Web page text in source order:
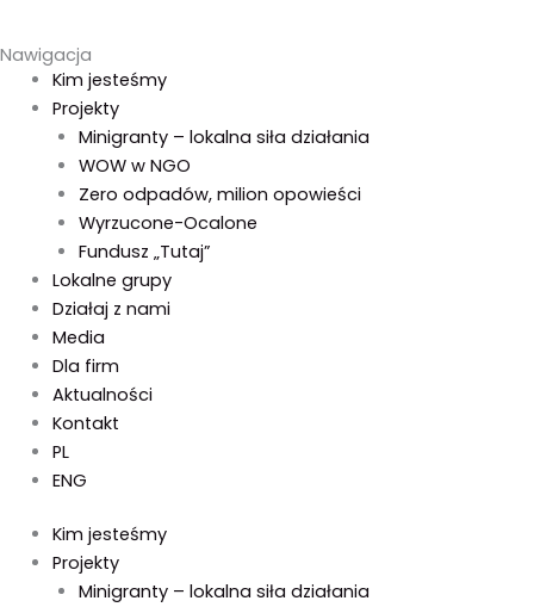
Nawigacja
Kim jesteśmy
Projekty
Minigranty – lokalna siła działania
WOW w NGO
Zero odpadów, milion opowieści
Wyrzucone-Ocalone
Fundusz „Tutaj”
Lokalne grupy
Działaj z nami
Media
Dla firm
Aktualności
Kontakt
PL
ENG
Kim jesteśmy
Projekty
Minigranty – lokalna siła działania